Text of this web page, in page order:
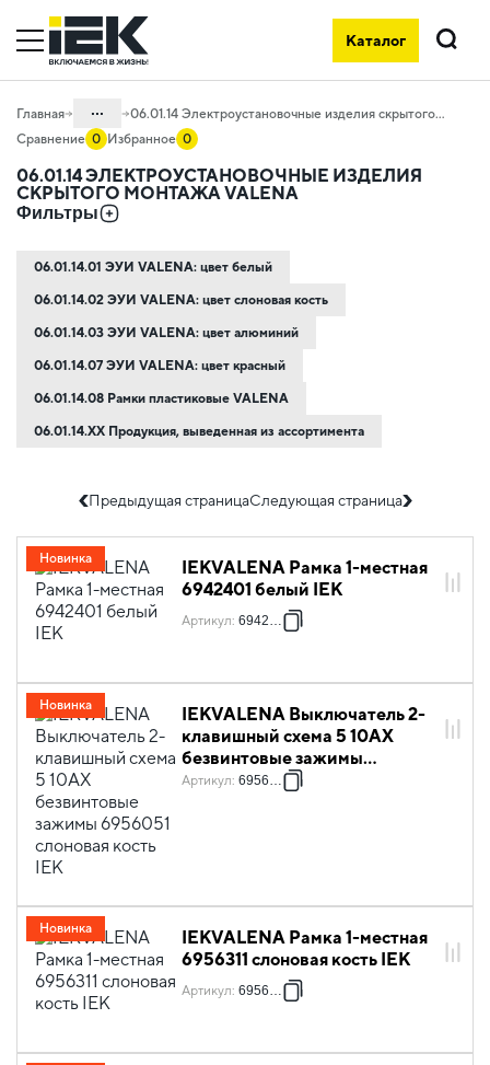
Каталог
Поиск
Главная ...
Каталог
06. Изделия электроустановочные,
удлинители и силовые разъемы
06.01.14 Электроустановочные изделия скрытого монтажа VALENA
Сравнение 0 Избранное 0
06.01.14 ЭЛЕКТРОУСТАНОВОЧНЫЕ ИЗДЕЛИЯ
СКРЫТОГО МОНТАЖА VALENA
Фильтры
06.01.14.01 ЭУИ VALENA: цвет белый
06.01.14.02 ЭУИ VALENA: цвет слоновая кость
06.01.14.03 ЭУИ VALENA: цвет алюминий
06.01.14.07 ЭУИ VALENA: цвет красный
06.01.14.08 Рамки пластиковые VALENA
06.01.14.ХХ Продукция, выведенная из ассортимента
Предыдущая страницаСледующая страница
IEKVALENA Рамка 1-местная
6942401 белый IEK
Артикул: 6942401
Новинка
IEKVALENA Выключатель 2-
клавишный схема 5 10АХ
безвинтовые зажимы
6956051 слоновая кость IEK
Артикул: 6956051
Новинка
IEKVALENA Рамка 1-местная
6956311 слоновая кость IEK
Артикул: 6956311
Новинка